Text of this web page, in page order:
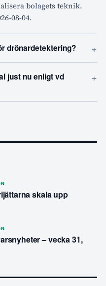
bolagets teknik.
08-04.
drönardetektering? +
just nu enligt vd
+
skala upp
– vecka 31,